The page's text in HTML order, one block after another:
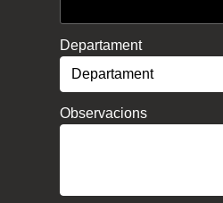
Departament
Observacions